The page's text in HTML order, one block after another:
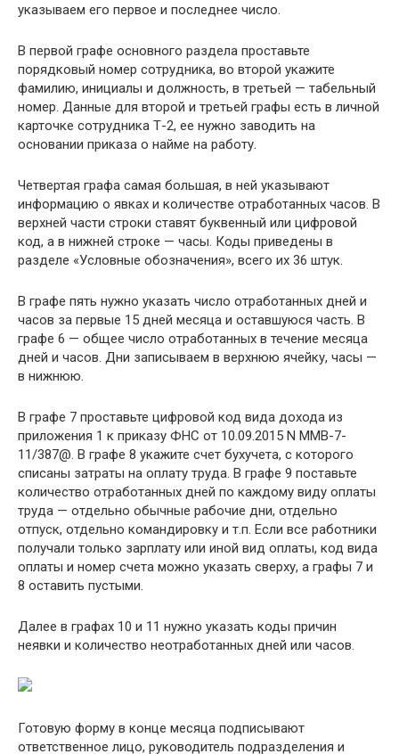
указываем его первое и последнее число.
В первой графе основного раздела проставьте
порядковый номер сотрудника, во второй укажите
фамилию, инициалы и должность, в третьей — табельный
номер. Данные для второй и третьей графы есть в личной
карточке сотрудника Т-2, ее нужно заводить на
основании приказа о найме на работу.
Четвертая графа самая большая, в ней указывают
информацию о явках и количестве отработанных часов. В
верхней части строки ставят буквенный или цифровой
код, а в нижней строке — часы. Коды приведены в
разделе «Условные обозначения», всего их 36 штук.
В графе пять нужно указать число отработанных дней и
часов за первые 15 дней месяца и оставшуюся часть. В
графе 6 — общее число отработанных в течение месяца
дней и часов. Дни записываем в верхнюю ячейку, часы —
в нижнюю.
В графе 7 проставьте цифровой код вида дохода из
приложения 1 к приказу ФНС от 10.09.2015 N ММВ-7-
11/387@. В графе 8 укажите счет бухучета, с которого
списаны затраты на оплату труда. В графе 9 поставьте
количество отработанных дней по каждому виду оплаты
труда — отдельно обычные рабочие дни, отдельно
отпуск, отдельно командировку и т.п. Если все работники
получали только зарплату или иной вид оплаты, код вида
оплаты и номер счета можно указать сверху, а графы 7 и
8 оставить пустыми.
Далее в графах 10 и 11 нужно указать коды причин
неявки и количество неотработанных дней или часов.
Готовую форму в конце месяца подписывают
ответственное лицо, руководитель подразделения и